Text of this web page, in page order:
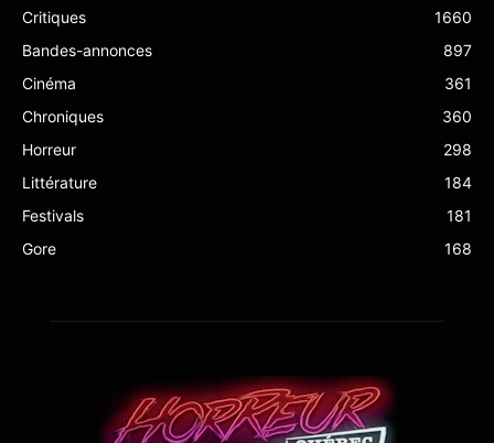
Critiques
1660
Bandes-annonces
897
Cinéma
361
Chroniques
360
Horreur
298
Littérature
184
Festivals
181
Gore
168